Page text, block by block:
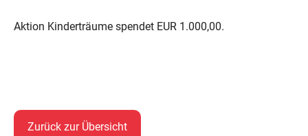
Aktion Kinderträume spendet EUR 1.000,00.
Zurück zur Übersicht